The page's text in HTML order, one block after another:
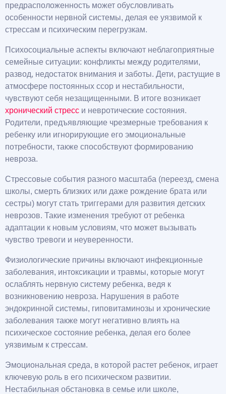
предрасположенность может обусловливать
особенности нервной системы, делая ее уязвимой к
стрессам и психическим перегрузкам.
Психосоциальные аспекты включают неблагоприятные
семейные ситуации: конфликты между родителями,
развод, недостаток внимания и заботы. Дети, растущие в
атмосфере постоянных ссор и нестабильности,
чувствуют себя незащищенными. В итоге возникает
хронический стресс и невротические состояния.
Родители, предъявляющие чрезмерные требования к
ребенку или игнорирующие его эмоциональные
потребности, также способствуют формированию
невроза.
Стрессовые события разного масштаба (переезд, смена
школы, смерть близких или даже рождение брата или
сестры) могут стать триггерами для развития детских
неврозов. Такие изменения требуют от ребенка
адаптации к новым условиям, что может вызывать
чувство тревоги и неуверенности.
Физиологические причины включают инфекционные
заболевания, интоксикации и травмы, которые могут
ослаблять нервную систему ребенка, ведя к
возникновению невроза. Нарушения в работе
эндокринной системы, гиповитаминозы и хронические
заболевания также могут негативно влиять на
психическое состояние ребенка, делая его более
уязвимым к стрессам.
Эмоциональная среда, в которой растет ребенок, играет
ключевую роль в его психическом развитии.
Нестабильная обстановка в семье или школе,